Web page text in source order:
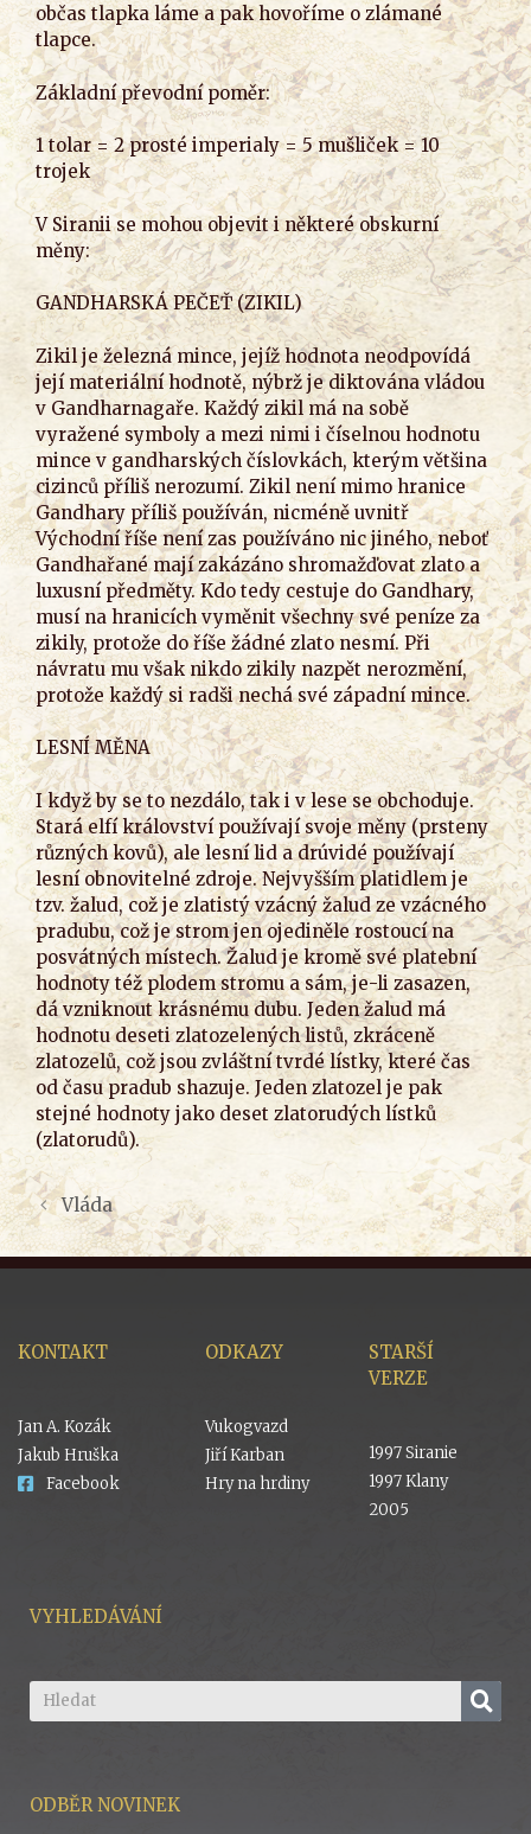
občas tlapka láme a pak hovoříme o zlámané
tlapce.
Základní převodní poměr:
1 tolar = 2 prosté imperialy = 5 mušliček = 10
trojek
V Siranii se mohou objevit i některé obskurní
měny:
GANDHARSKÁ PEČEŤ (ZIKIL)
Zikil je železná mince, jejíž hodnota neodpovídá
její materiální hodnotě, nýbrž je diktována vládou
v Gandharnagaře. Každý zikil má na sobě
vyražené symboly a mezi nimi i číselnou hodnotu
mince v gandharských číslovkách, kterým většina
cizinců příliš nerozumí. Zikil není mimo hranice
Gandhary příliš používán, nicméně uvnitř
Východní říše není zas používáno nic jiného, neboť
Gandhařané mají zakázáno shromažďovat zlato a
luxusní předměty. Kdo tedy cestuje do Gandhary,
musí na hranicích vyměnit všechny své peníze za
zikily, protože do říše žádné zlato nesmí. Při
návratu mu však nikdo zikily nazpět nerozmění,
protože každý si radši nechá své západní mince.
LESNÍ MĚNA
I když by se to nezdálo, tak i v lese se obchoduje.
Stará elfí království používají svoje měny (prsteny
různých kovů), ale lesní lid a drúvidé používají
lesní obnovitelné zdroje. Nejvyšším platidlem je
tzv. žalud, což je zlatistý vzácný žalud ze vzácného
pradubu, což je strom jen ojediněle rostoucí na
posvátných místech. Žalud je kromě své platební
hodnoty též plodem stromu a sám, je-li zasazen,
dá vzniknout krásnému dubu. Jeden žalud má
hodnotu deseti zlatozelených listů, zkráceně
zlatozelů, což jsou zvláštní tvrdé lístky, které čas
od času pradub shazuje. Jeden zlatozel je pak
stejné hodnoty jako deset zlatorudých lístků
(zlatorudů).
Vláda
KONTAKT
Jan A. Kozák
Jakub Hruška
Facebook
ODKAZY
Vukogvazd
Jiří Karban
Hry na hrdiny
STARŠÍ
VERZE
1997 Siranie
1997 Klany
2005
VYHLEDÁVÁNÍ
ODBĚR NOVINEK